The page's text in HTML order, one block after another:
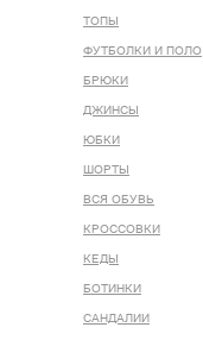
ТОПЫ
ФУТБОЛКИ И ПОЛО
БРЮКИ
ДЖИНСЫ
ЮБКИ
ШОРТЫ
ВСЯ ОБУВЬ
КРОССОВКИ
КЕДЫ
БОТИНКИ
САНДАЛИИ